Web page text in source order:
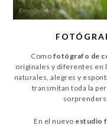
Como fotógrafo de
originales y diferentes en
naturales, alegres y
transmitan toda la
En el nuevo estudio